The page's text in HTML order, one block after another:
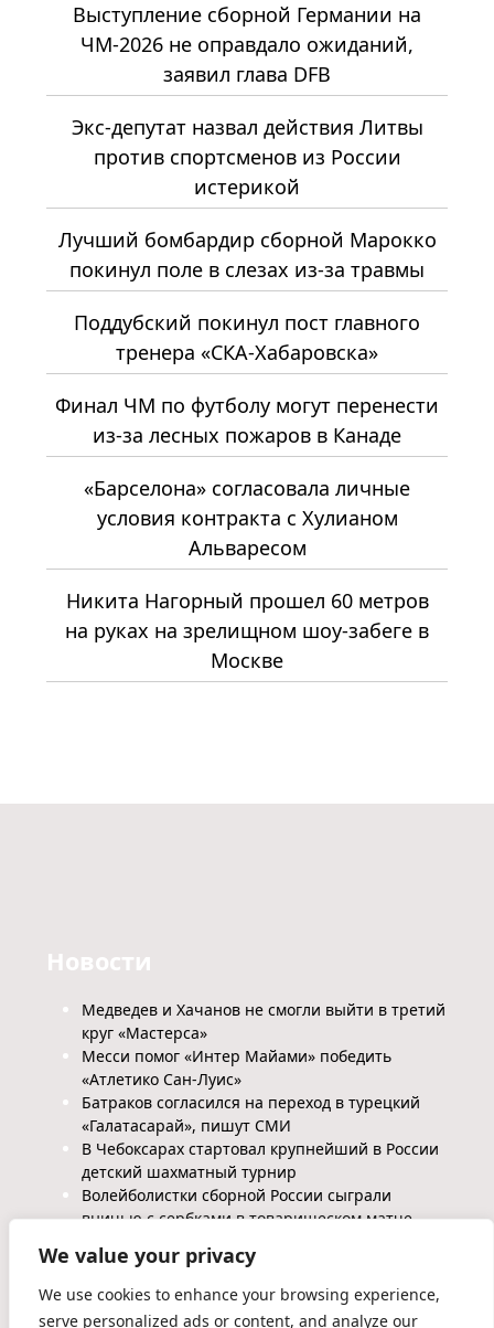
We value your privacy
We use cookies to enhance your browsing experience,
serve personalized ads or content, and analyze our
Выступление сборной Германии на
ЧМ-2026 не оправдало ожиданий,
заявил глава DFB
Экс-депутат назвал действия Литвы
против спортсменов из России
истерикой
Лучший бомбардир сборной Марокко
покинул поле в слезах из-за травмы
Поддубский покинул пост главного
тренера «СКА-Хабаровска»
Финал ЧМ по футболу могут перенести
из-за лесных пожаров в Канаде
«Барселона» согласовала личные
условия контракта с Хулианом
Альваресом
Никита Нагорный прошел 60 метров
на руках на зрелищном шоу-забеге в
Москве
Новости
Медведев и Хачанов не смогли выйти в третий
круг «Мастерса»
Месси помог «Интер Майами» победить
«Атлетико Сан-Луис»
Батраков согласился на переход в турецкий
«Галатасарай», пишут СМИ
В Чебоксарах стартовал крупнейший в России
детский шахматный турнир
Волейболистки сборной России сыграли
вничью с сербками в товарищеском матче